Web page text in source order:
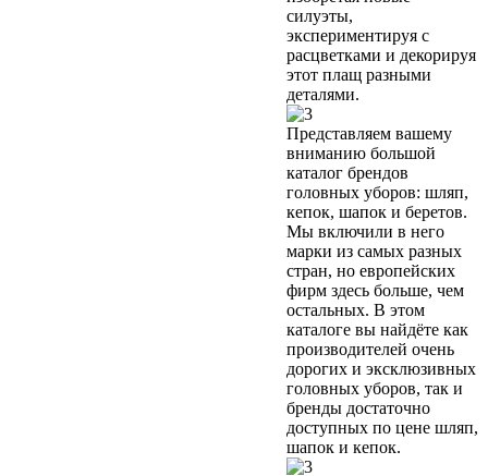
силуэты,
экспериментируя с
расцветками и декорируя
этот плащ разными
деталями.
Представляем вашему
вниманию большой
каталог брендов
головных уборов: шляп,
кепок, шапок и беретов.
Мы включили в него
марки из самых разных
стран, но европейских
фирм здесь больше, чем
остальных. В этом
каталоге вы найдёте как
производителей очень
дорогих и эксклюзивных
головных уборов, так и
бренды достаточно
доступных по цене шляп,
шапок и кепок.